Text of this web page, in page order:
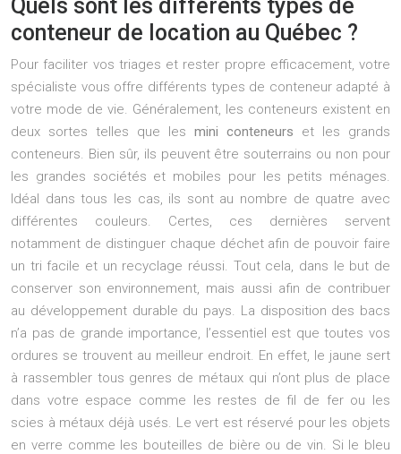
Quels sont les différents types de
conteneur de location au Québec ?
Pour faciliter vos triages et rester propre efficacement, votre
spécialiste vous offre différents types de conteneur adapté à
votre mode de vie. Généralement, les conteneurs existent en
deux sortes telles que les mini conteneurs et les grands
conteneurs. Bien sûr, ils peuvent être souterrains ou non pour
les grandes sociétés et mobiles pour les petits ménages.
Idéal dans tous les cas, ils sont au nombre de quatre avec
différentes couleurs. Certes, ces dernières servent
notamment de distinguer chaque déchet afin de pouvoir faire
un tri facile et un recyclage réussi. Tout cela, dans le but de
conserver son environnement, mais aussi afin de contribuer
au développement durable du pays. La disposition des bacs
n’a pas de grande importance, l’essentiel est que toutes vos
ordures se trouvent au meilleur endroit. En effet, le jaune sert
à rassembler tous genres de métaux qui n’ont plus de place
dans votre espace comme les restes de fil de fer ou les
scies à métaux déjà usés. Le vert est réservé pour les objets
en verre comme les bouteilles de bière ou de vin. Si le bleu